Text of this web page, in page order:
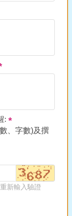
:
、字數)及撰
新輸入驗證